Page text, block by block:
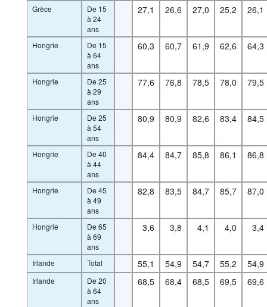
Grèce
De 15
à 24
ans
27,1 26,6 27,0 25,2 26,1
Hongrie
De 15
à 64
ans
60,3 60,7 61,9 62,6 64,3
Hongrie
De 25
à 29
ans
77,6 76,8 78,5 78,0 79,5
Hongrie
De 25
à 54
ans
80,9 80,9 82,6 83,4 84,5
Hongrie
De 40
à 44
ans
84,4 84,7 85,8 86,1 86,8
Hongrie
De 45
à 49
ans
82,8 83,5 84,7 85,7 87,0
Hongrie
De 65
à 69
ans
3,6 3,8 4,1 4,0 3,4
Irlande Total 55,1 54,9 54,7 55,2 54,9
Irlande
De 20
à 64
ans
68,5 68,4 68,5 69,5 69,6